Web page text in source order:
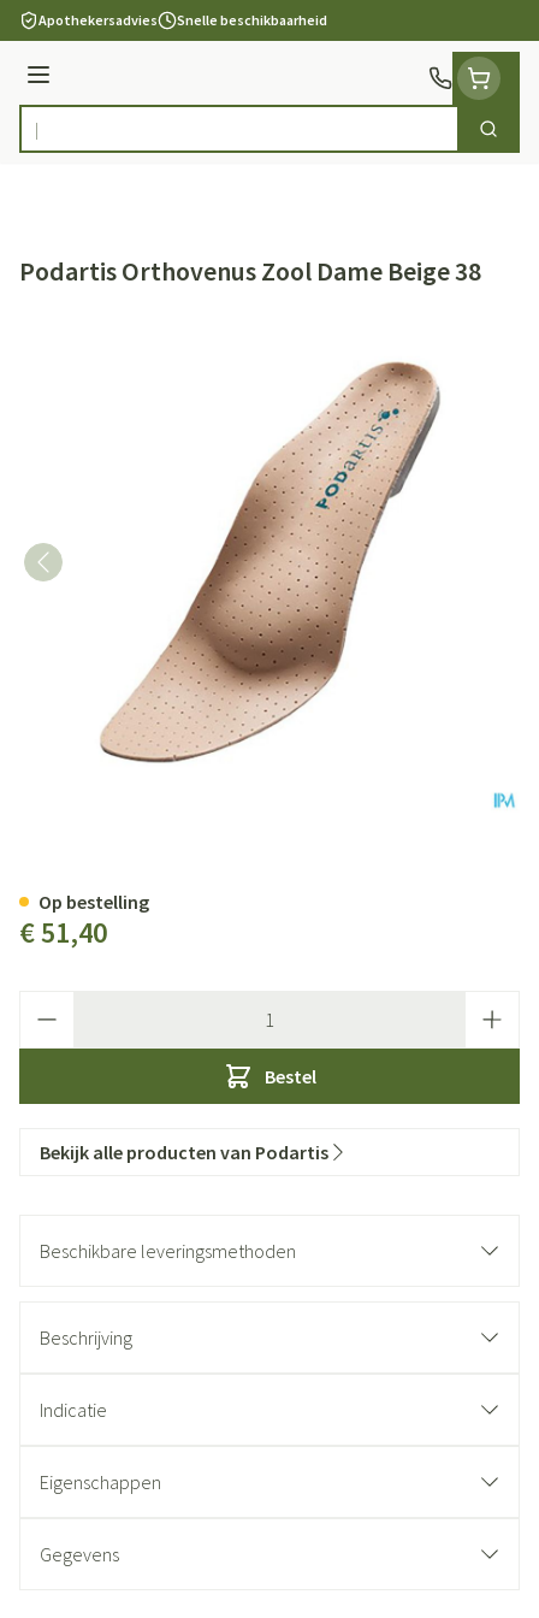
Ga naar de inhoud
Apothekersadvies Snelle beschikbaarheid
Menu
Product, merk, categorie... Zoek
Podartis Orthovenus Zool Dame Beige 38
€ 51,40
Bestel
Op bestelling
Bekijk alle producten van Podartis
Beschikbare leveringsmethoden
Beschrijving
Indicatie
Eigenschappen
Gegevens